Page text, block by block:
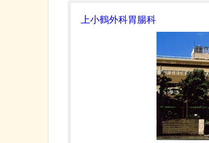
上小鶴外科胃腸科